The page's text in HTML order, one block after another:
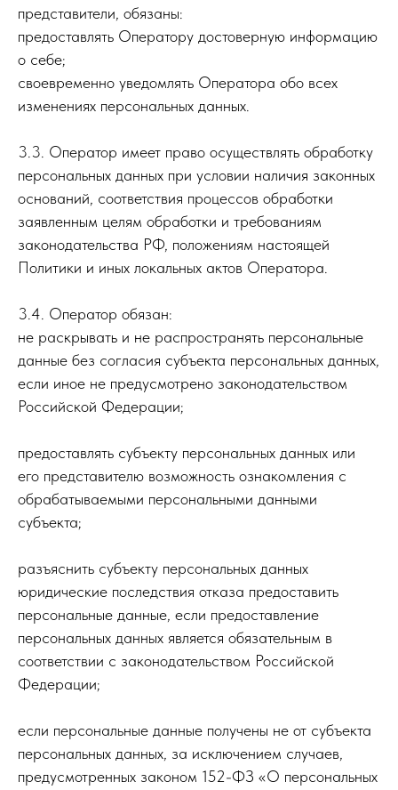
представители, обязаны:
предоставлять Оператору достоверную информацию
о себе;
своевременно уведомлять Оператора обо всех
изменениях персональных данных.
3.3. Оператор имеет право осуществлять обработку
персональных данных при условии наличия законных
оснований, соответствия процессов обработки
заявленным целям обработки и требованиям
законодательства РФ, положениям настоящей
Политики и иных локальных актов Оператора.
3.4. Оператор обязан:
не раскрывать и не распространять персональные
данные без согласия субъекта персональных данных,
если иное не предусмотрено законодательством
Российской Федерации;
предоставлять субъекту персональных данных или
его представителю возможность ознакомления с
обрабатываемыми персональными данными
субъекта;
разъяснить субъекту персональных данных
юридические последствия отказа предоставить
персональные данные, если предоставление
персональных данных является обязательным в
соответствии с законодательством Российской
Федерации;
если персональные данные получены не от субъекта
персональных данных, за исключением случаев,
предусмотренных законом 152-ФЗ «О персональных